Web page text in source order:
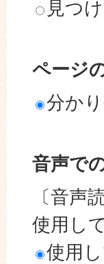
見つ
ページ
分か
音声で
〔音声
使用し
使用